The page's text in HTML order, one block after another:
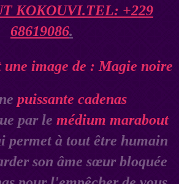
KOKOUVI.TEL: +229
68619086.
puissante cadenas
par le médium marabout
permet à tout être humain
son âme sœur bloquée